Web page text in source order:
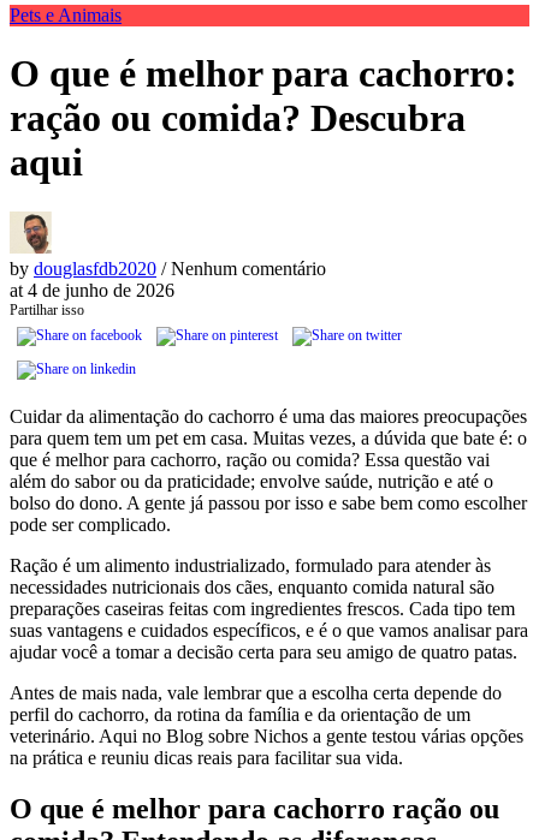
Pets e Animais
O que é melhor para cachorro:
ração ou comida? Descubra
aqui
by douglasfdb2020 / Nenhum comentário
at 4 de junho de 2026
Partilhar isso
Cuidar da alimentação do cachorro é uma das maiores preocupações
para quem tem um pet em casa. Muitas vezes, a dúvida que bate é: o
que é melhor para cachorro, ração ou comida? Essa questão vai
além do sabor ou da praticidade; envolve saúde, nutrição e até o
bolso do dono. A gente já passou por isso e sabe bem como escolher
pode ser complicado.
Ração é um alimento industrializado, formulado para atender às
necessidades nutricionais dos cães, enquanto comida natural são
preparações caseiras feitas com ingredientes frescos. Cada tipo tem
suas vantagens e cuidados específicos, e é o que vamos analisar para
ajudar você a tomar a decisão certa para seu amigo de quatro patas.
Antes de mais nada, vale lembrar que a escolha certa depende do
perfil do cachorro, da rotina da família e da orientação de um
veterinário. Aqui no Blog sobre Nichos a gente testou várias opções
na prática e reuniu dicas reais para facilitar sua vida.
O que é melhor para cachorro ração ou